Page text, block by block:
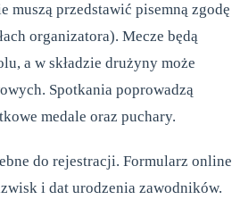
przedstawić pisemną zgodę
organizatora). Mecze będą
a w składzie drużyny może
Spotkania poprowadzą
medale oraz puchary.
do rejestracji. Formularz online
i dat urodzenia zawodników.